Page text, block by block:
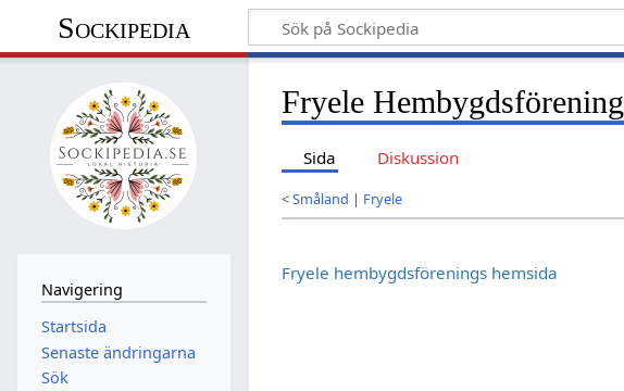
Sockipedia
Fryele Hembygdsförening
Sida Diskussion
<Småland | Fryele
Fryele hembygdsförenings hemsida
Navigering
Startsida
Senaste ändringarna
Sök